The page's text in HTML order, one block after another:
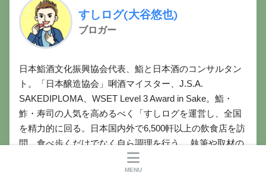
すしログ(大谷悠也)
ブロガー
日本鮨酒文化振興協会代表、鮨と日本酒のコンサルタン
ト。「日本醸造協会」唎酒マイスター、J.S.A.
SAKEDIPLOMA、WSET Level 3 Award in Sake。鮨・
鮓・寿司の人気を高めるべく「すしログを運営し、全国
を精力的に回る。日本国内外で6,500軒以上の飲食店を訪
問。食べ歩くだけでなく自ら調理を行う。 執筆や取材の
ご依頼につきましては、お問い合わせフォームもしくは
SNSのDMにてよろしくお願いいたします。
MENU